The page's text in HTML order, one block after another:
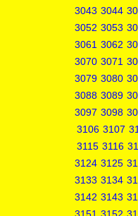
3043 3044
3052 3053
3061 3062
3070 3071
3079 3080
3088 3089
3097 3098
3106 3107
3115 3116
3124 3125
3133 3134
3142 3143